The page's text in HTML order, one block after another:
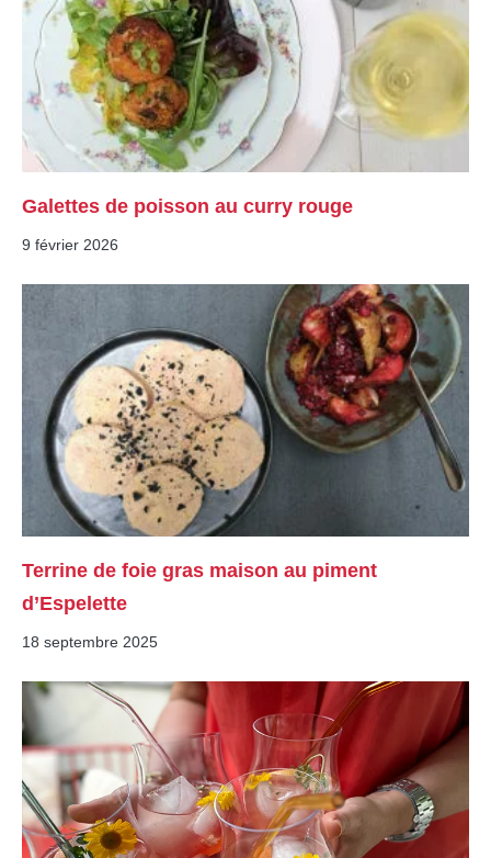
Galettes de poisson au curry rouge
9 février 2026
Terrine de foie gras maison au piment
d’Espelette
18 septembre 2025